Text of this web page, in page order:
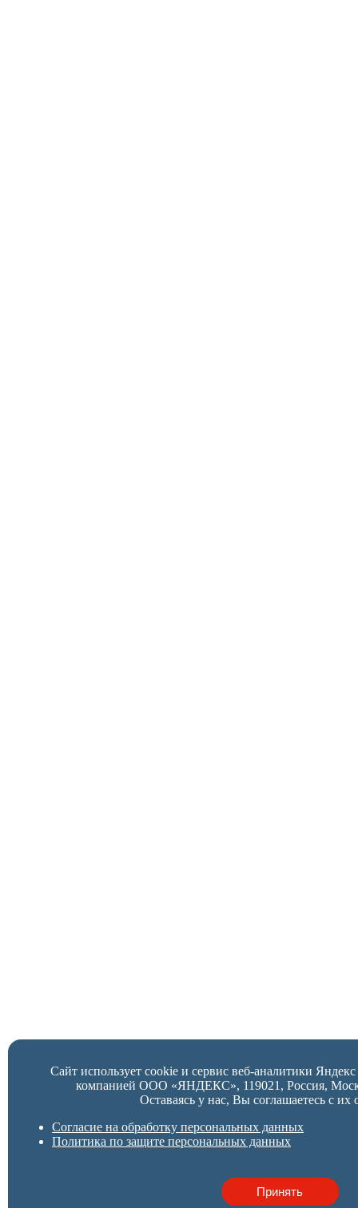
Сайт использует cookie и сервис веб-аналитики
компанией ООО «ЯНДЕКС», 119021, Россия,
Оставаясь у нас, Вы соглашаетесь с их
Согласие на обработку персональных данных
Политика по защите персональных данных
Принять